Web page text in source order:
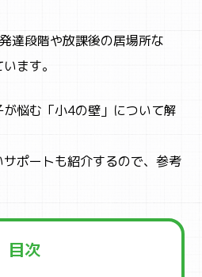
達段階や放課後の居場所な
ます。
悩む「小4の壁」について解
ポートも紹介するので、参考
目次